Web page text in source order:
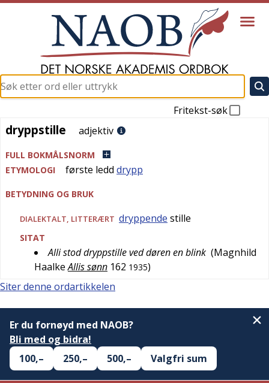
Fritekst-søk
dryppstille
dryppstille adjektiv
FULL BOKMÅLSNORM
ETYMOLOGI
første ledd drypp
BETYDNING OG BRUK
DIALEKTALT, LITTERÆRT dryppende stille
SITAT
Alli stod dryppstille ved døren en blink (Magnhild
Haalke Allis sønn 162 1935)
Siter denne ordartikkelen
Er du fornøyd med NAOB?
Bli med og bidra!
100,–
250,– 500,– Valgfri sum